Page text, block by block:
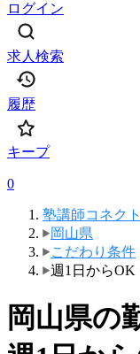
ログイン
求人検索
履歴
キープ
0
塾講師コネク
岡山県
こだわり条件
週1日からOK
岡山県の